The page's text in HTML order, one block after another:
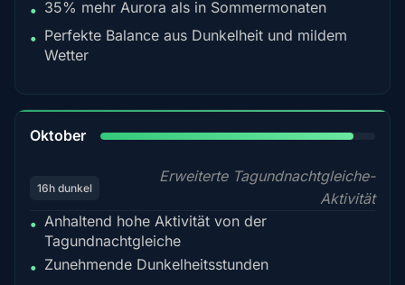
• 35% mehr Aurora als in Sommermonaten
• Perfekte Balance aus Dunkelheit und mildem
Wetter
Oktober
16h dunkel
Erweiterte Tagundnachtgleiche-
Aktivität
• Anhaltend hohe Aktivität von der
Tagundnachtgleiche
• Zunehmende Dunkelheitsstunden